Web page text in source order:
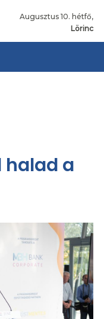
Augusztus 10. hétfő,
Lörinc
halad a